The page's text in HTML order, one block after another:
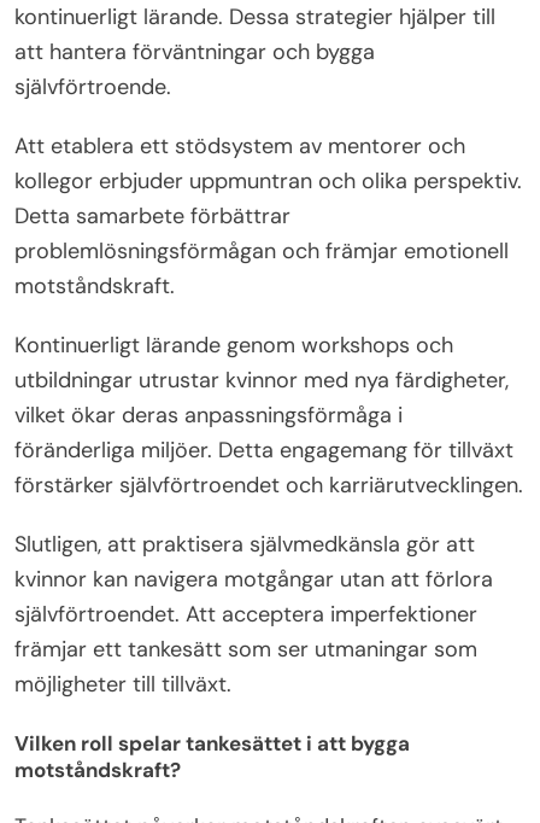
kontinuerligt lärande. Dessa strategier hjälper till
att hantera förväntningar och bygga
självförtroende.
Att etablera ett stödsystem av mentorer och
kollegor erbjuder uppmuntran och olika perspektiv.
Detta samarbete förbättrar
problemlösningsförmågan och främjar emotionell
motståndskraft.
Kontinuerligt lärande genom workshops och
utbildningar utrustar kvinnor med nya färdigheter,
vilket ökar deras anpassningsförmåga i
föränderliga miljöer. Detta engagemang för tillväxt
förstärker självförtroendet och karriärutvecklingen.
Slutligen, att praktisera självmedkänsla gör att
kvinnor kan navigera motgångar utan att förlora
självförtroendet. Att acceptera imperfektioner
främjar ett tankesätt som ser utmaningar som
möjligheter till tillväxt.
Vilken roll spelar tankesättet i att bygga
motståndskraft?